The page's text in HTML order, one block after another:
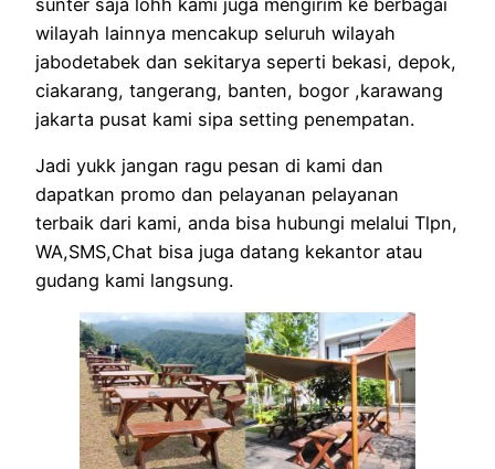
wilayah lainnya mencakup seluruh wilayah
jabodetabek dan sekitarya seperti bekasi, depok,
ciakarang, tangerang, banten, bogor ,karawang
jakarta pusat kami sipa setting penempatan.
Jadi yukk jangan ragu pesan di kami dan
dapatkan promo dan pelayanan pelayanan
terbaik dari kami, anda bisa hubungi melalui Tlpn,
WA,SMS,Chat bisa juga datang kekantor atau
gudang kami langsung.